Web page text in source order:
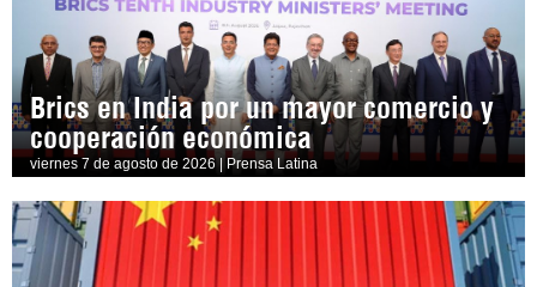
Brics en India por un mayor comercio y
cooperación económica
viernes 7 de agosto de 2026 | Prensa Latina